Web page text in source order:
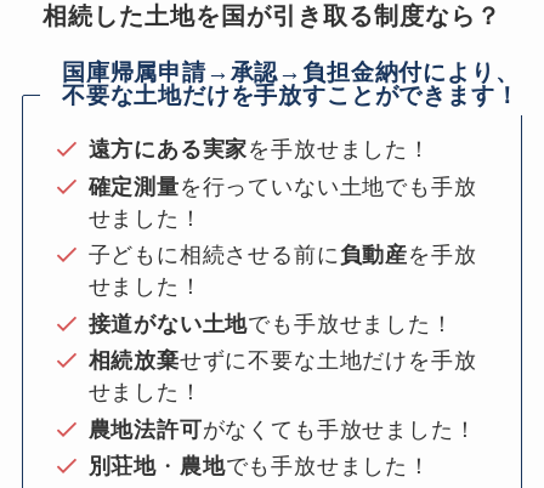
相続した土地を国が引き取る制度なら？
国庫帰属申請→承認→負担金納付により、
不要な土地だけを手放すことができます！
遠方にある実家を手放せました！
確定測量を行っていない土地でも手放
せました！
子どもに相続させる前に負動産を手放
せました！
接道がない土地でも手放せました！
相続放棄せずに不要な土地だけを手放
せました！
農地法許可がなくても手放せました！
別荘地 ・ 農地でも手放せました！